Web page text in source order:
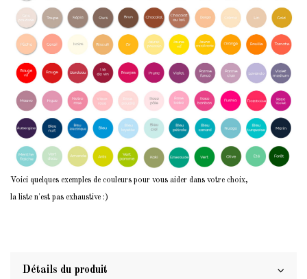
Voici quelques exemples de couleurs pour vous aider dans votre choix,
la liste n'est pas exhaustive :)
Détails du produit